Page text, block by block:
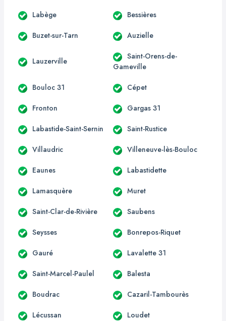
Labège Bessières
Buzet-sur-Tarn Auzielle
Lauzerville
Saint-Orens-de-
Gameville
Bouloc 31 Cépet
Fronton Gargas 31
Labastide-Saint-Sernin Saint-Rustice
Villaudric Villeneuve-lès-Bouloc
Eaunes Labastidette
Lamasquère Muret
Saint-Clar-de-Rivière Saubens
Seysses Bonrepos-Riquet
Gauré Lavalette 31
Saint-Marcel-Paulel Balesta
Boudrac Cazaril-Tambourès
Lécussan Loudet